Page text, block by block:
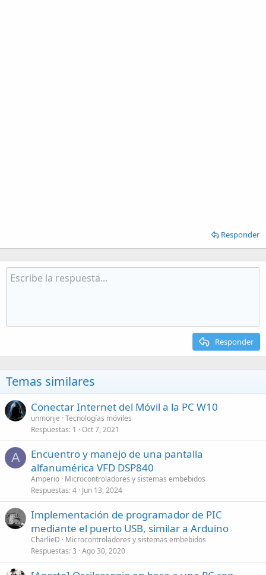
Responder
Responder
Temas similares
Conectar Internet del Móvil a la PC W10
unmonje Tecnologías móviles
Respuestas 1 Oct 7, 2021
A
Encuentro y manejo de una pantalla
alfanumérica VFD DSP840
Amperio Microcontroladores y sistemas embebidos
Respuestas 4 Jun 13, 2024
Implementación de programador de PIC
mediante el puerto USB, similar a Arduino
CharlieD
Microcontroladores y sistemas embebidos
Respuestas 3 Ago 30, 2020